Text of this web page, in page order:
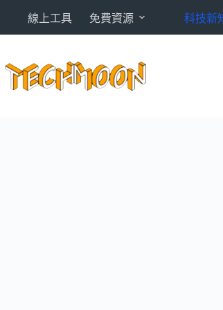
內
線上工具 免費資源 科技新